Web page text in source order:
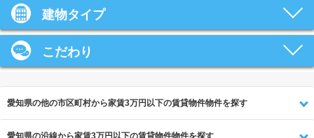
建物タイプ
こだわり
愛知県の他の市区町村から家賃3万円以下の賃貸物件物件を探す
愛知県の沿線から家賃3万円以下の賃貸物件物件を探す